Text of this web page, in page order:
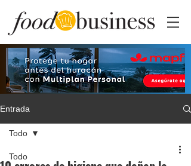
Entrada
Todo
Todo